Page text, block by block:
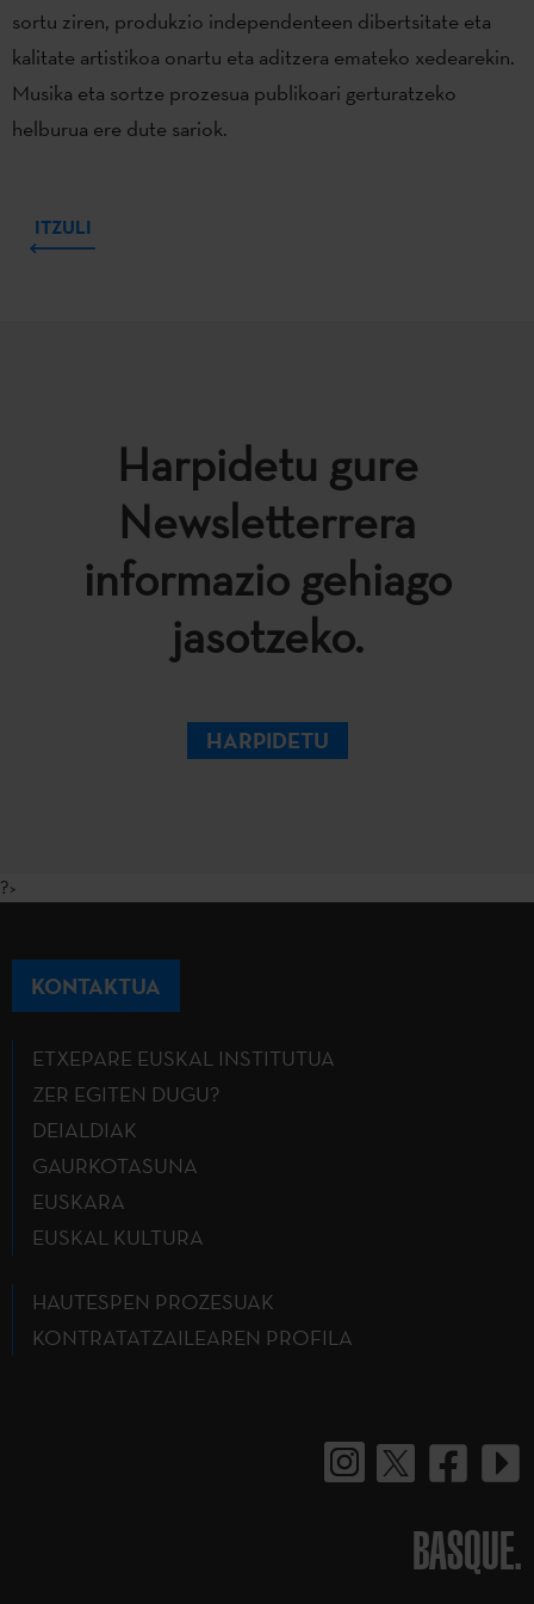
sortu ziren, produkzio independenteen dibertsitate eta
kalitate artistikoa onartu eta aditzera emateko xedearekin.
Musika eta sortze prozesua publikoari gerturatzeko
helburua ere dute sariok.
ITZULI
Harpidetu gure
Newsletterrera
informazio gehiago
jasotzeko.
HARPIDETU
?>
KONTAKTUA
ETXEPARE EUSKAL INSTITUTUA
ZER EGITEN DUGU?
DEIALDIAK
GAURKOTASUNA
EUSKARA
EUSKAL KULTURA
HAUTESPEN PROZESUAK
KONTRATATZAILEAREN PROFILA
BASQUE.